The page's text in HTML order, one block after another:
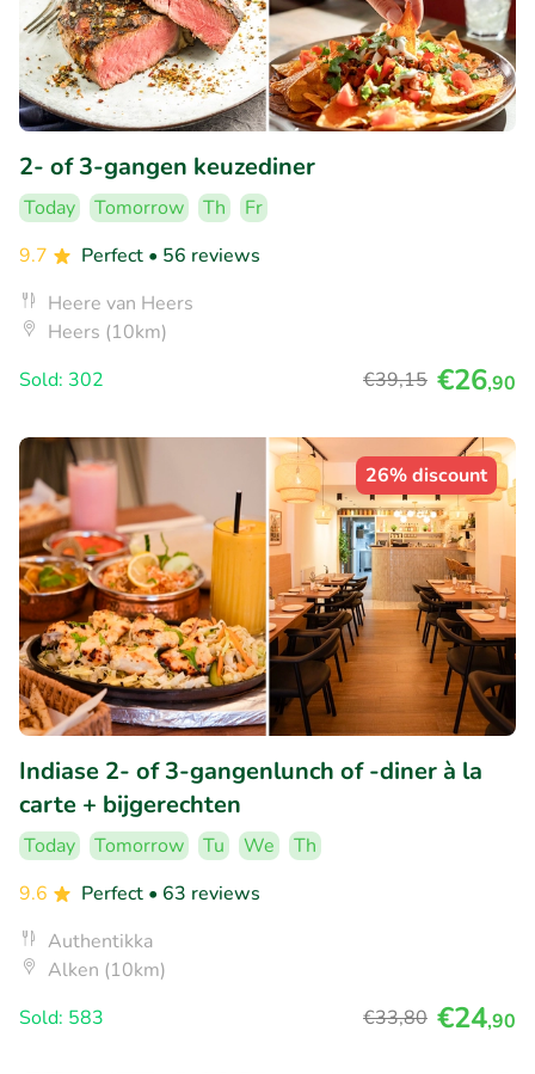
2- of 3-gangen keuzediner
Today Tomorrow Th
Fr
9.7
Perfect • 56 reviews
Heere van Heers
Heers (10km)
Sold: 302
€39,15 €26,90
26% discount
Indiase 2- of 3-gangenlunch of -diner à la
carte + bijgerechten
Today Tomorrow Tu We
Th
9.6
Perfect • 63 reviews
Authentikka
Alken (10km)
Sold: 583
€33,80 €24,90